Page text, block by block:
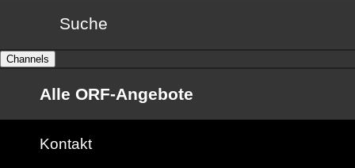
Suche
Channels
Alle ORF-Angebote
Kontakt